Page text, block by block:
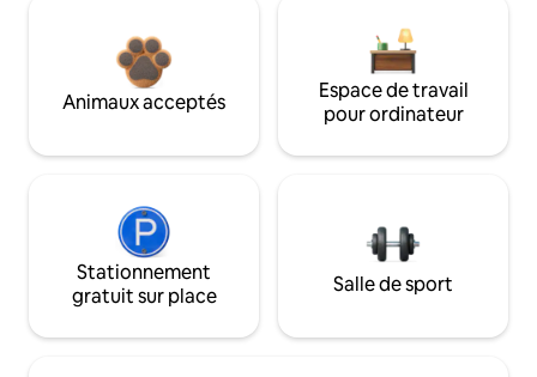
Animaux acceptés
Espace de travail
pour ordinateur
Stationnement
gratuit sur place
Salle de sport